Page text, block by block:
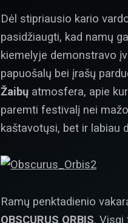
Dėl stipriausio kario
pasidžiaugti, kad namų
kiemelyje demonstravo
papuošalų bei įrašų
Žaibų atmosfera, apie
paremti festivalį nei
kaštavotųsi, bet ir labiau
Ramų penktadienio
OBSCURUS ORBIS. Visgi